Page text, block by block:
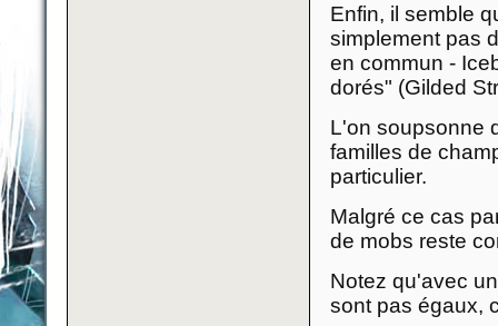
Enfin, il semble
simplement pas
en commun -
dorés" (Gilded
L'on soupsonne
familles de
particulier.
Malgré ce cas
de mobs reste
Notez qu'avec
sont pas égaux,